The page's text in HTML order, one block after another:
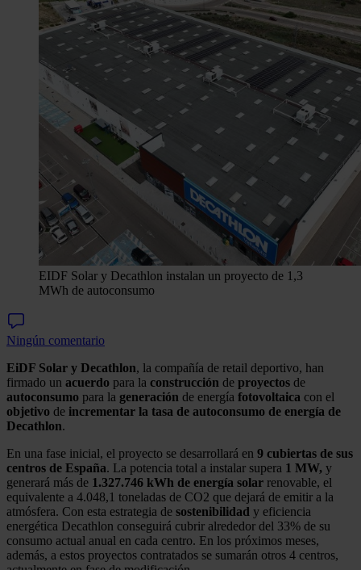
EIDF Solar y Decathlon instalan un proyecto de 1,3
MWh de autoconsumo
Ningún comentario
EiDF Solar y Decathlon, la compañía de retail deportivo, han
firmado un acuerdo para la construcción de proyectos de
autoconsumo para la generación de energía fotovoltaica con el
objetivo de incrementar la tasa de autoconsumo de energía de
Decathlon.
En una fase inicial, el proyecto se desarrollará en 9 cubiertas de sus
centros de España. La potencia total a instalar supera 1 MW, y
generará más de 1.327.746 kWh de energía solar renovable, el
equivalente a 4.048,1 toneladas de CO2 que dejará de emitir a la
atmósfera. Con esta estrategia de sostenibilidad y eficiencia
energética Decathlon conseguirá cubrir alrededor del 33% de su
consumo actual anual en cada centro. En los próximos meses,
además, a estos proyectos contratados se sumarán otros 4 centros,